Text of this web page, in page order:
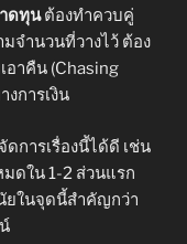
ดทุนต้องทำควบคู่
จำนวนที่วางไว้ ต้อง
าคืน (Chasing
การเงิน
การเรื่องนี้ได้ดี เช่น
ดใน 1-2 ส่วนแรก
ยในจุดนี้สำคัญกว่า